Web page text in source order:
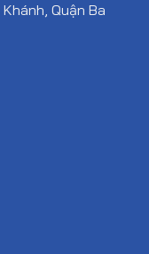
Quận Ba